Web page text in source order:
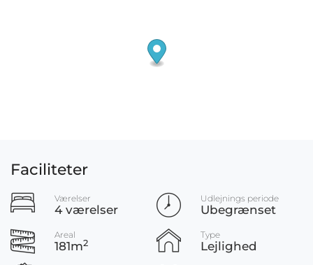
Faciliteter
Værelser
4 værelser
Udlejnings periode
Ubegrænset
Areal
181m2
Type
Lejlighed